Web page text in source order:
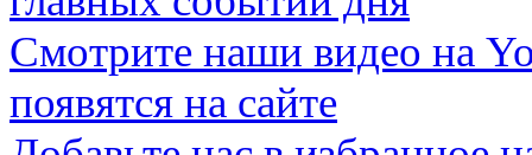
Смотрите наши видео на
появятся на сайте